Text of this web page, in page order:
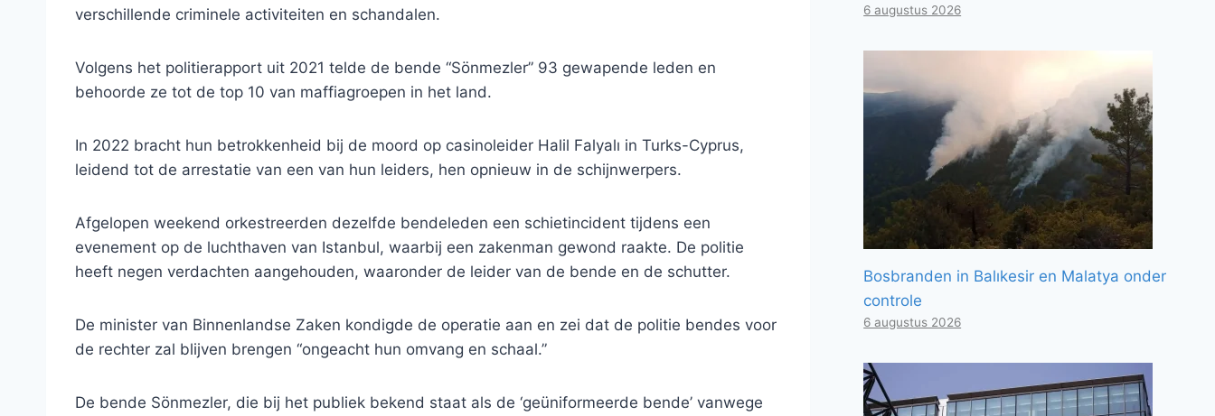
verschillende criminele activiteiten en schandalen.
Volgens het politierapport uit 2021 telde de bende “Sönmezler” 93 gewapende leden en
behoorde ze tot de top 10 van maffiagroepen in het land.
In 2022 bracht hun betrokkenheid bij de moord op casinoleider Halil Falyalı in Turks-Cyprus,
leidend tot de arrestatie van een van hun leiders, hen opnieuw in de schijnwerpers.
Afgelopen weekend orkestreerden dezelfde bendeleden een schietincident tijdens een
evenement op de luchthaven van Istanbul, waarbij een zakenman gewond raakte. De politie
heeft negen verdachten aangehouden, waaronder de leider van de bende en de schutter.
De minister van Binnenlandse Zaken kondigde de operatie aan en zei dat de politie bendes voor
de rechter zal blijven brengen “ongeacht hun omvang en schaal.”
De bende Sönmezler, die bij het publiek bekend staat als de ‘geüniformeerde bende’ vanwege
6 augustus 2026
Bosbranden in Balıkesir en Malatya onder
controle
6 augustus 2026